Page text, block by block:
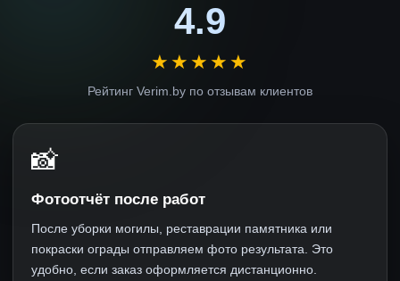
4.9
★★★★★
Рейтинг Verim.by по отзывам клиентов
📸
Фотоотчёт после работ
После уборки могилы, реставрации памятника или
покраски ограды отправляем фото результата. Это
удобно, если заказ оформляется дистанционно.